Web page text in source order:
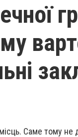
Саме тому не